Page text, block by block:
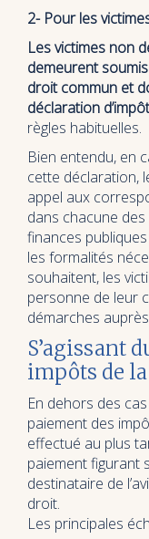
2- Pour les
Les victimes non
demeurent
droit commun et
déclaration
règles habituelles.
Bien entendu, en
cette déclaration,
appel aux
dans chacune
finances
les formalités
souhaitent, les
personne de leur
démarches
S’agissant
impôts de
En dehors des
paiement des
effectué au plus
paiement figurant
destinataire de
droit.
Les principales